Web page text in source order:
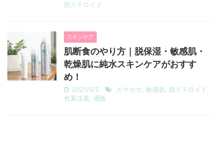
脱ステロイド
スキンケア
肌断食のやり方｜脱保湿・敏感肌・
乾燥肌に純水スキンケアがおすす
め！
2021/5/5 カサカサ 敏感肌 脱ステロイド
色素沈着
通販